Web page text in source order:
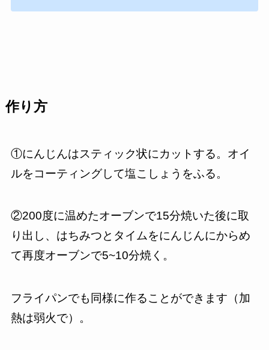
作り方
①にんじんはスティック状にカットする。オイ
ルをコーティングして塩こしょうをふる。
②200度に温めたオーブンで15分焼いた後に取
り出し、はちみつとタイムをにんじんにからめ
て再度オーブンで5~10分焼く。
フライパンでも同様に作ることができます（加
熱は弱火で）。